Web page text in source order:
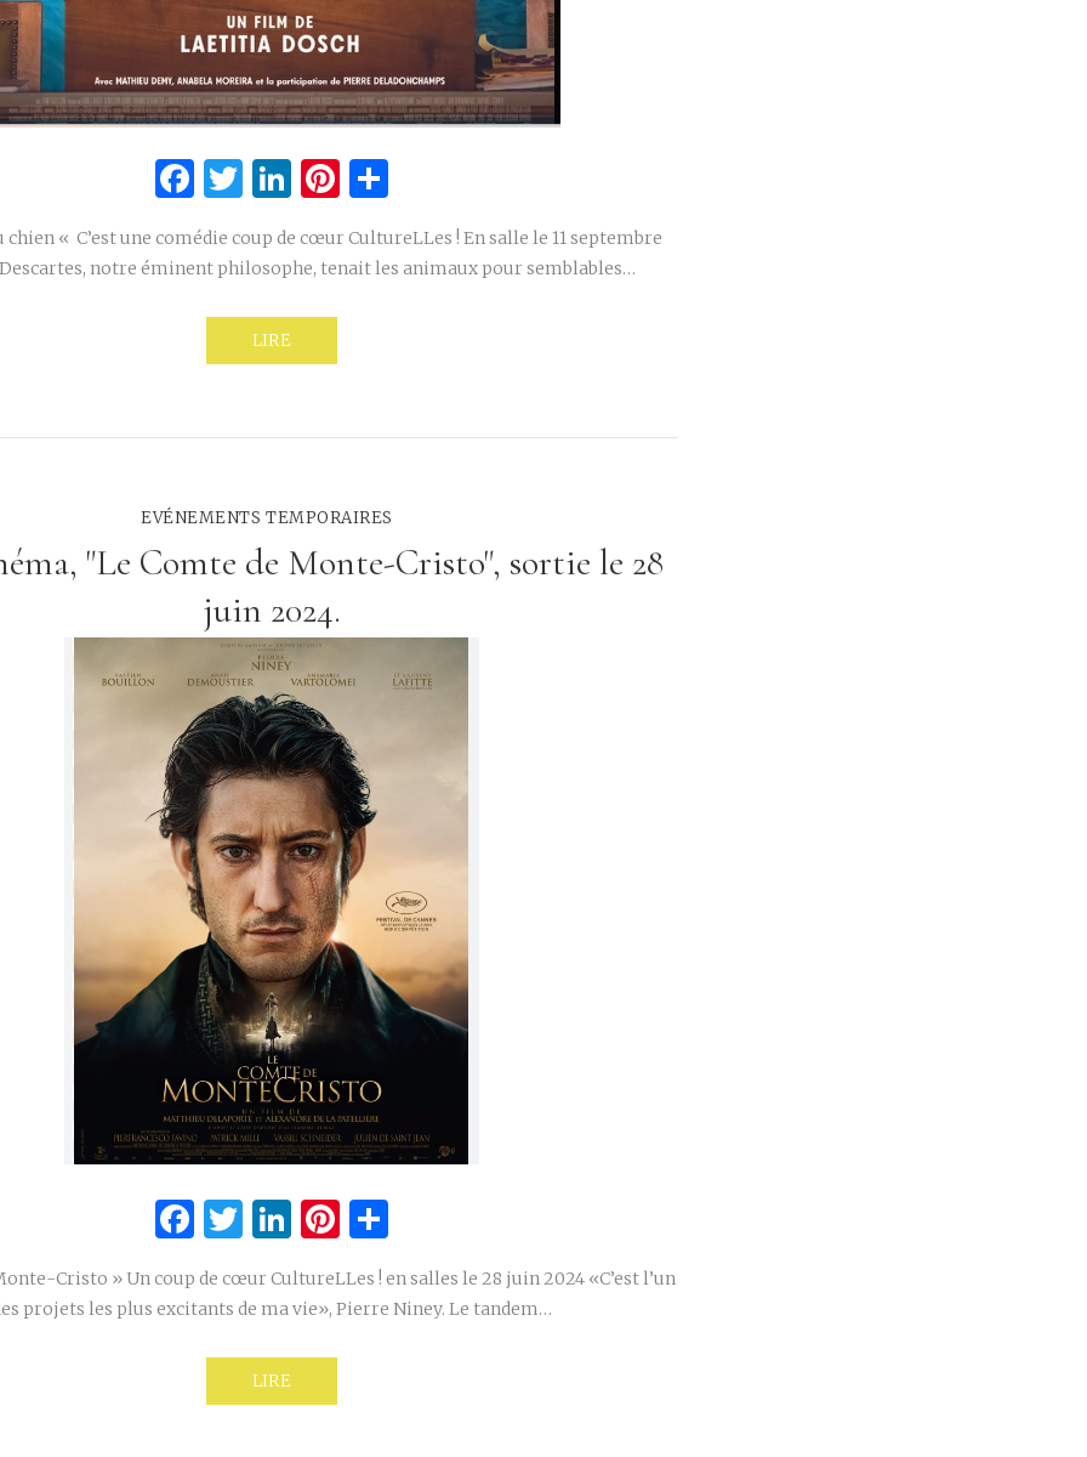
Facebook
Twitter
LinkedIn
Pinterest
chien « C’est une comédie coup de cœur CultureLLes ! En salle le 11 septembre
Descartes, notre éminent philosophe, tenait les animaux pour semblables…
LIRE
EVÉNEMENTS TEMPORAIRES
"Le Comte de Monte-Cristo", sortie le 28
juin 2024.
Facebook
Twitter
LinkedIn
Pinterest
Cristo » Un coup de cœur CultureLLes ! en salles le 28 juin 2024 «C’est l’un
projets les plus excitants de ma vie», Pierre Niney. Le tandem…
LIRE